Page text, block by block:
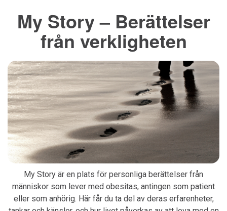
My Story – Berättelser
från verkligheten
My Story är en plats för personliga berättelser från
människor som lever med obesitas, antingen som patient
eller som anhörig. Här får du ta del av deras erfarenheter,